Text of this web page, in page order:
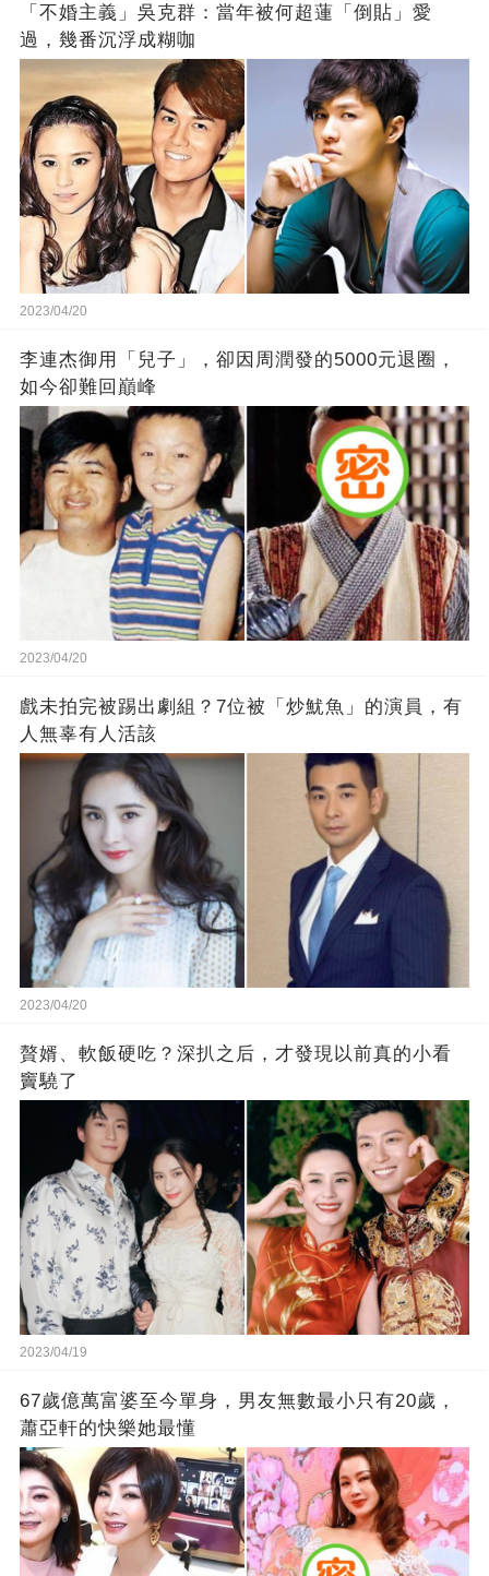
「不婚主義」吳克群：當年被何超蓮「倒貼」愛
過，幾番沉浮成糊咖
2023/04/20
李連杰御用「兒子」，卻因周潤發的5000元退圈，
如今卻難回巔峰
2023/04/20
戲未拍完被踢出劇組？7位被「炒魷魚」的演員，有
人無辜有人活該
2023/04/20
贅婿、軟飯硬吃？深扒之后，才發現以前真的小看
竇驍了
2023/04/19
67歲億萬富婆至今單身，男友無數最小只有20歲，
蕭亞軒的快樂她最懂